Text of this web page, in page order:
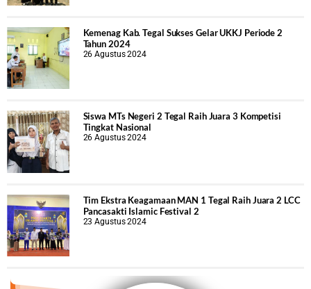
Kemenag Kab. Tegal Sukses Gelar UKKJ Periode 2
Tahun 2024
26 Agustus 2024
Siswa MTs Negeri 2 Tegal Raih Juara 3 Kompetisi
Tingkat Nasional
26 Agustus 2024
Tim Ekstra Keagamaan MAN 1 Tegal Raih Juara 2 LCC
Pancasakti Islamic Festival 2
23 Agustus 2024